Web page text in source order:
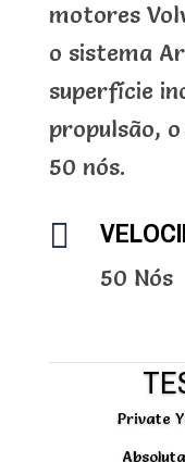
motores
o sistema
superfície
propulsão,
50 nós.

50 Nós
Private